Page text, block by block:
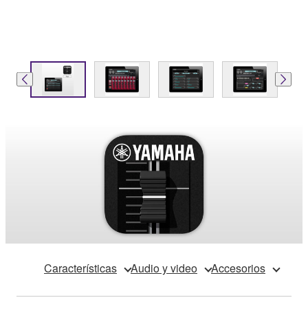
Características Audio y video Accesorios